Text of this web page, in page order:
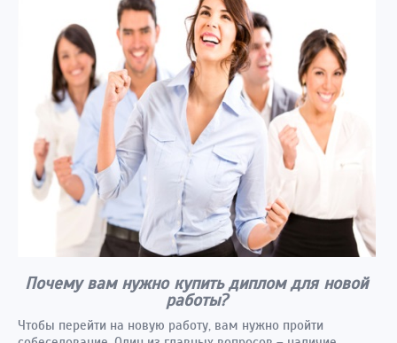
Почему вам нужно купить диплом для новой
работы?
Чтобы перейти на новую работу, вам нужно пройти